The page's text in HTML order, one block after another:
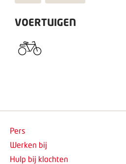
VOERTUIGEN
Pers
Werken bij
Hulp bij klachten